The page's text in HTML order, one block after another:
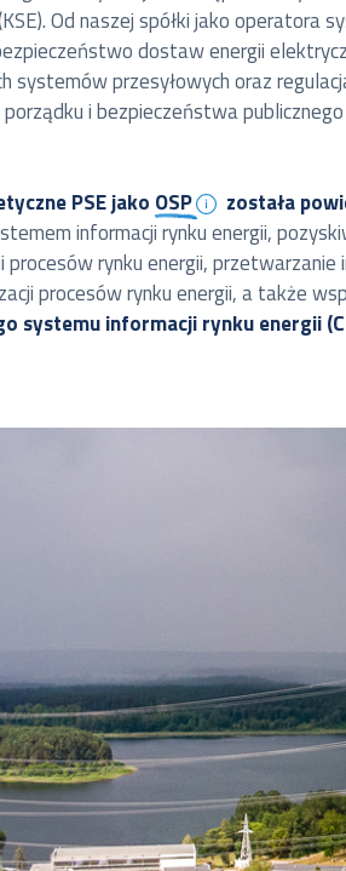
Od naszej spółki jako operatora
dostaw energii
systemów przesyłowych oraz
i bezpieczeństwa
PSE jako OSP została
informacji rynku energii,
rynku energii,
procesów rynku energii, a także
systemu informacji rynku energii